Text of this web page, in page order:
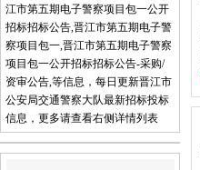
江市第五期电子警察项目包一公开
招标招标公告,晋江市第五期电子警
察项目包一,晋江市第五期电子警察
项目包一公开招标招标公告-采购/
资审公告,等信息，每日更新晋江市
公安局交通警察大队最新招标投标
信息，更多请查看右侧详情列表